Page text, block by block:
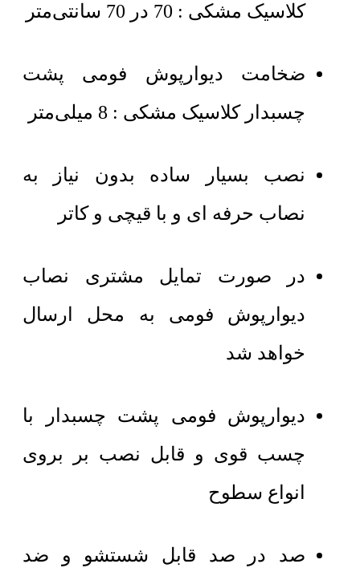
کلاسیک مشکی : 70 در 70 سانتی‌متر
ضخامت دیوارپوش فومی پشت
چسبدار کلاسیک مشکی : 8 میلی‌متر
نصب بسیار ساده بدون نیاز به
نصاب حرفه ای و با قیچی و کاتر
در صورت تمایل مشتری نصاب
دیوارپوش فومی به محل ارسال
خواهد شد
دیوارپوش فومی پشت چسبدار با
چسب قوی و قابل نصب بر بروی
انواع سطوح
صد در صد قابل شستشو و ضد